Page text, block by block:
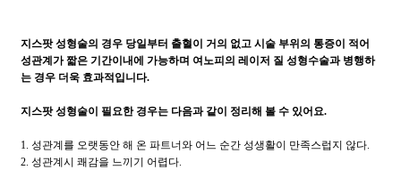
지스팟 성형술의 경우 당일부터 출혈이 거의 없고 시술 부위의 통증이 적어
성관계가 짧은 기간이내에 가능하며 여노피의 레이저 질 성형수술과 병행하
는 경우 더욱 효과적입니다.
지스팟 성형술이 필요한 경우는 다음과 같이 정리해 볼 수 있어요.
1. 성관계를 오랫동안 해 온 파트너와 어느 순간 성생활이 만족스럽지 않다.
2. 성관계시 쾌감을 느끼기 어렵다.